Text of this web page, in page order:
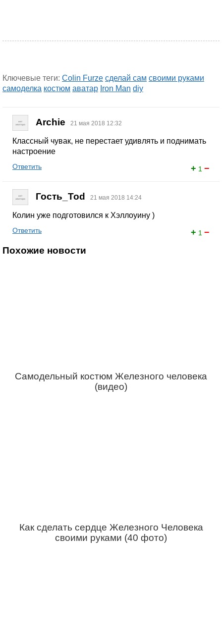
Ключевые теги: Colin Furze сделай сам своими руками
самоделка костюм аватар Iron Man diy
Archie 21 мая 2018 12:32
Классный чувак, не перестает удивлять и поднимать
настроение
+ 1 −
Ответить
Гость_Tod 21 мая 2018 14:24
Колин уже подготовился к Хэллоуину )
+ 1 −
Ответить
Похожие новости
Самодельный костюм Железного человека
(видео)
Как сделать сердце Железного Человека
своими руками (40 фото)